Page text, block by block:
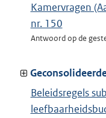
Kamervragen
nr. 150
Antwoord op de
Beleidsregels